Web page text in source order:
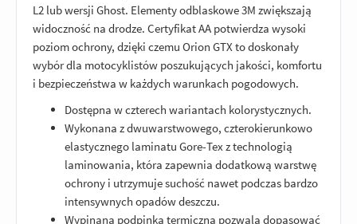
L2 lub wersji Ghost. Elementy odblaskowe 3M zwiększają
widoczność na drodze. Certyfikat AA potwierdza wysoki
poziom ochrony, dzięki czemu Orion GTX to doskonały
wybór dla motocyklistów poszukujących jakości, komfortu
i bezpieczeństwa w każdych warunkach pogodowych.
Dostępna w czterech wariantach kolorystycznych.
Wykonana z dwuwarstwowego, czterokierunkowo
elastycznego laminatu Gore-Tex z technologią
laminowania, która zapewnia dodatkową warstwę
ochrony i utrzymuje suchość nawet podczas bardzo
intensywnych opadów deszczu.
Wypinana podpinka termiczna pozwala dopasować